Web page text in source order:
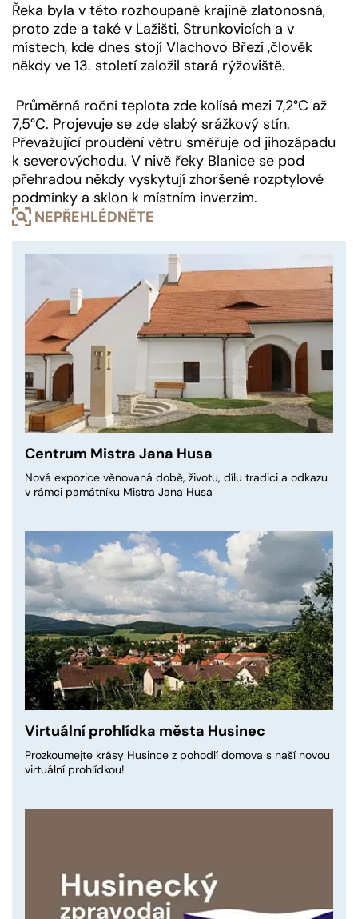
Řeka byla v této rozhoupané krajině zlatonosná,
proto zde a také v Lažišti, Strunkovicích a v
místech, kde dnes stojí Vlachovo Březí ,člověk
někdy ve 13. století založil stará rýžoviště.
Průměrná roční teplota zde kolísá mezi 7,2°C až
7,5°C. Projevuje se zde slabý srážkový stín.
Převažující proudění větru směřuje od jihozápadu
k severovýchodu. V nivě řeky Blanice se pod
přehradou někdy vyskytují zhoršené rozptylové
podmínky a sklon k místním inverzím.
NEPŘEHLÉDNĚTE
Centrum Mistra Jana Husa
Nová expozice věnovaná době, životu, dílu tradici a odkazu
v rámci památníku Mistra Jana Husa
Virtuální prohlídka města Husinec
Prozkoumejte krásy Husince z pohodlí domova s naší novou
virtuální prohlídkou!